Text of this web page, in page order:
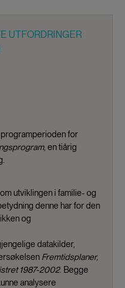
UTFORDRINGER
for
, en tiårig
utviklingen i familie- og
denne har for den
og
datakilder,
Fremtidsplaner,
1987-2002. Begge
analysere